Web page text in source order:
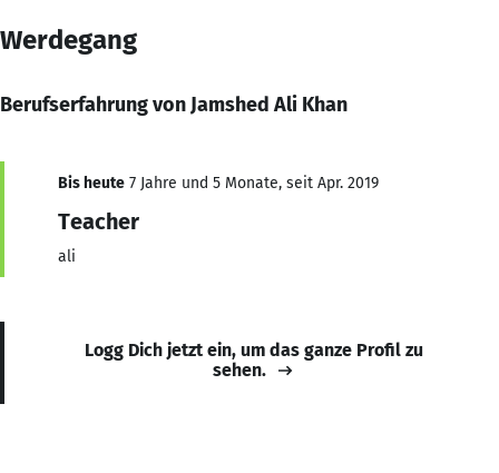
Werdegang
Berufserfahrung von Jamshed Ali Khan
Bis heute 7 Jahre und 5 Monate, seit Apr. 2019
Teacher
ali
Logg Dich jetzt ein, um das ganze Profil zu
sehen.